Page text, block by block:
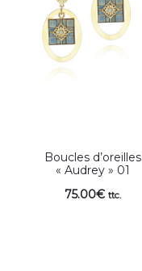
Boucles d’oreilles
« Audrey » 01
75.00€ ttc.